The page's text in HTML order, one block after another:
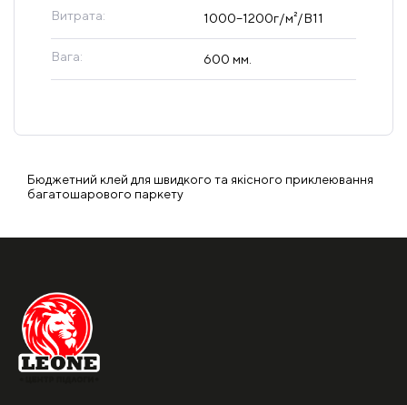
Витрата: 1000–1200г/м²/B11
Вага: 600 мм.
Бюджетний клей для швидкого та якісного приклеювання
багатошарового паркету